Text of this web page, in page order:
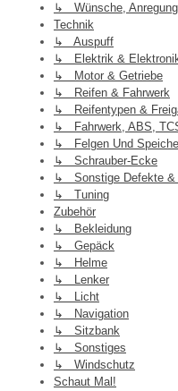
↳ Wünsche,
Technik
↳ Auspuff
↳ Elektrik &
↳ Motor & Getriebe
↳ Reifen & Fahrwerk
↳ Reifentypen &
↳ Fahrwerk, ABS,
↳ Felgen Und
↳ Schrauber-Ecke
↳ Sonstige Defekte &
↳ Tuning
Zubehör
↳ Bekleidung
↳ Gepäck
↳ Helme
↳ Lenker
↳ Licht
↳ Navigation
↳ Sitzbank
↳ Sonstiges
↳ Windschutz
Schaut Mal!